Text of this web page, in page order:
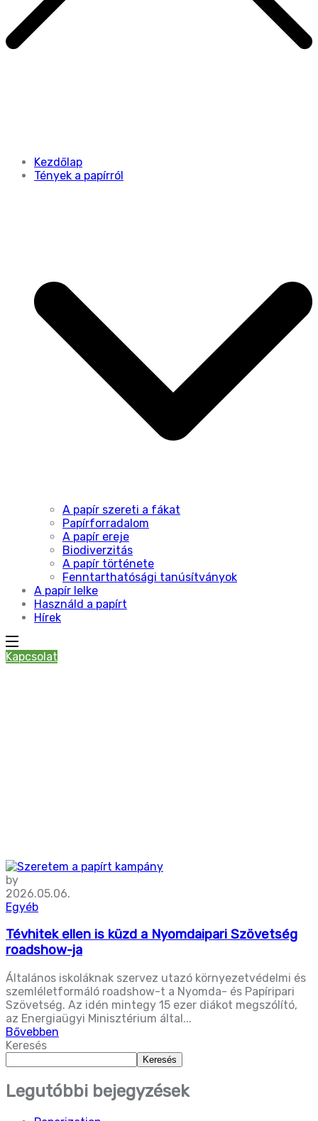
Kezdőlap
Tények a papírról
A papír szereti a fákat
Papírforradalom
A papír ereje
Biodiverzitás
A papír története
Fenntarthatósági tanúsítványok
A papír lelke
Használd a papírt
Hírek
Kapcsolat
by
2026.05.06.
Egyéb
Tévhitek ellen is küzd a Nyomdaipari Szövetség
roadshow-ja
Általános iskoláknak szervez utazó környezetvédelmi és
szemléletformáló roadshow-t a Nyomda- és Papíripari
Szövetség. Az idén mintegy 15 ezer diákot megszólító,
az Energiaügyi Minisztérium által...
Bővebben
Keresés
Keresés
Legutóbbi bejegyzések